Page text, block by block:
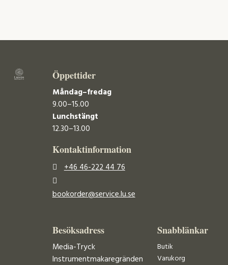
Öppettider
Måndag–fredag
9.00–15.00
Lunchstängt
12.30–13.00
Kontaktinformation
+46 46-222 44 76
bookorder@service.lu.se
Besöksadress
Media-Tryck
Instrumentmakaregränden
Snabblänkar
Butik
Varukorg